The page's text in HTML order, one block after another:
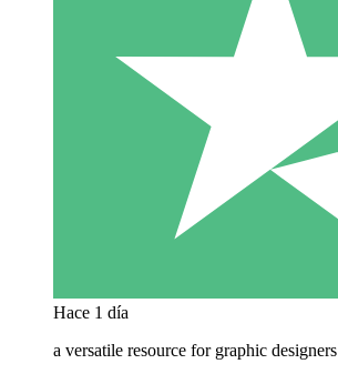
Hace 1 día
a versatile resource for graphic designers